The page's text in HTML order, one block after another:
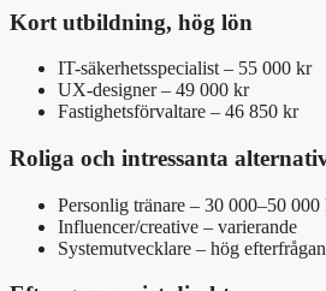
Kort utbildning, hög lön
IT-säkerhetsspecialist – 55 000 kr
UX-designer – 49 000 kr
Fastighetsförvaltare – 46 850 kr
Roliga och intressanta
Personlig tränare – 30 000–50 000
Influencer/creative – varierande
Systemutvecklare – hög efterfrågan